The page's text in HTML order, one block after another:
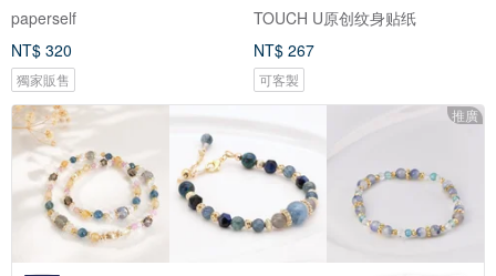
paperself
NT$ 320
獨家販售
TOUCH U原创纹身贴纸
NT$ 267
可客製
推廣